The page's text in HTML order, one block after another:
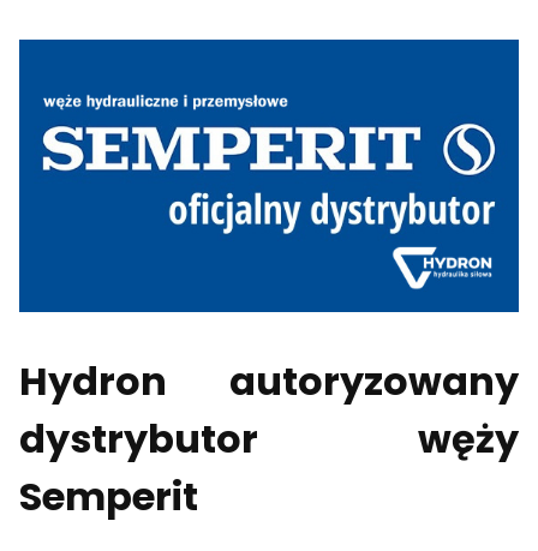
Hydron autoryzowany
dystrybutor węży
Semperit